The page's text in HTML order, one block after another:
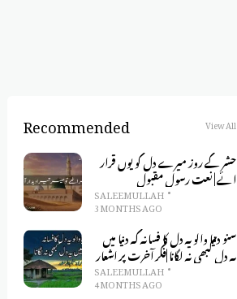
Recommended View All
حشر کے روز میرے دل کو یوں قرار
ائے | نعت رسول مقبول
SALEEM ULLAH
3 MONTHS AGO
سنو دنیا والو یہ دل کا فسانہ کہ دنیا میں
یہ دل کبھی نہ لگانا |فکر آخرت پر اشعار
SALEEM ULLAH
4 MONTHS AGO